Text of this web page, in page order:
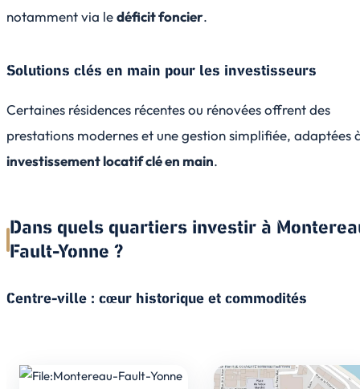
notamment via ledéficit foncier.
Solutions clés en main pour les investisseurs
Certaines résidences récentes ou rénovées offrent des
prestations modernes et une gestion simplifiée, adaptées
investissement locatif clé en main.
Dans quels quartiers investir à
Fault-Yonne ?
Centre-ville : cœur historique et commodités